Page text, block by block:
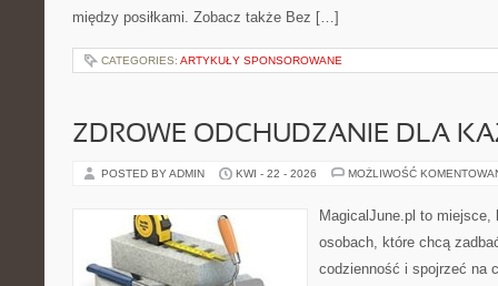
między posiłkami. Zobacz także Bez […]
CATEGORIES: ARTYKUŁY SPONSOROWANE
ZDROWE ODCHUDZANIE DLA
POSTED BY ADMIN KWI - 22 - 2026 MOŻLIWOŚĆ
MagicalJune.pl to miejsce,
osobach, które chcą
codzienność i spojrzeć na